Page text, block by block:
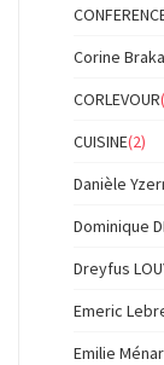
Corine Braka
CORLEVOUR
CUISINE(2)
Danièle
Dominique
Dreyfus
Emeric
Emilie